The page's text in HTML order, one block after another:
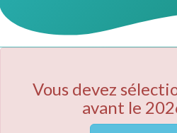
Vous devez
avant le